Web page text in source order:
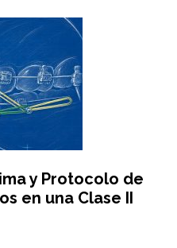
y Protocolo de
en una Clase II